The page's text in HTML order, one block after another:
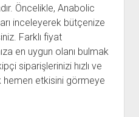
Öncelikle, Anabolic
inceleyerek bütçenize
Farklı fiyat
en uygun olanı bulmak
siparişlerinizi hızlı ve
hemen etkisini görmeye